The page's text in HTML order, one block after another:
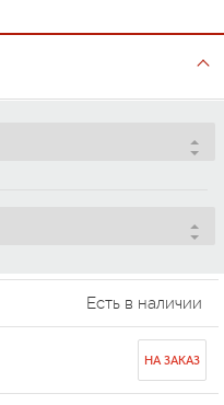
Есть в наличии
НА ЗАКАЗ